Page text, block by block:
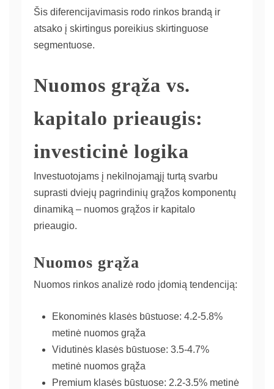
Šis diferencijavimasis rodo rinkos brandą ir
atsako į skirtingus poreikius skirtinguose
segmentuose.
Nuomos grąža vs.
kapitalo prieaugis:
investicinė logika
Investuotojams į nekilnojamąjį turtą svarbu
suprasti dviejų pagrindinių grąžos komponentų
dinamiką – nuomos grąžos ir kapitalo
prieaugio.
Nuomos grąža
Nuomos rinkos analizė rodo įdomią tendenciją:
Ekonominės klasės būstuose: 4.2-5.8%
metinė nuomos grąža
Vidutinės klasės būstuose: 3.5-4.7%
metinė nuomos grąža
Premium klasės būstuose: 2.2-3.5% metinė